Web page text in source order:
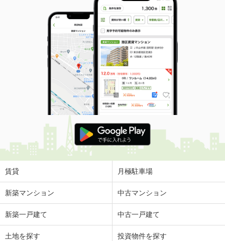
賃貸 月極駐車場
新築マンション 中古マンション
新築一戸建て 中古一戸建て
土地を探す 投資物件を探す